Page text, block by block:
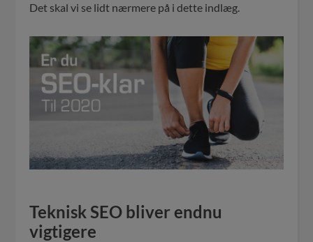
Det skal vi se lidt nærmere på i dette indlæg.
Teknisk SEO bliver endnu
vigtigere